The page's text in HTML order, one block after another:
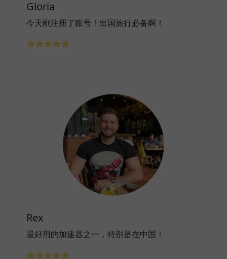
Gloria
今天刚注册了账号！出国旅行必备啊！
⭐⭐⭐⭐⭐
Rex
最好用的加速器之一，特别是在中国！
⭐⭐⭐⭐⭐